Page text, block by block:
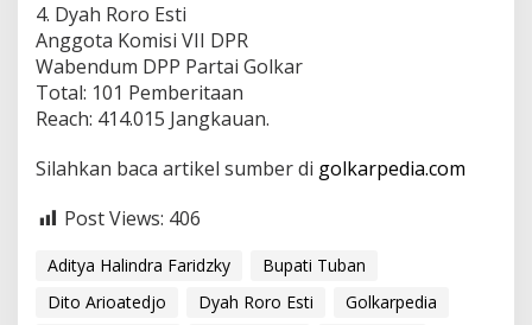
4. Dyah Roro Esti
Anggota Komisi VII DPR
Wabendum DPP Partai Golkar
Total: 101 Pemberitaan
Reach: 414.015 Jangkauan.
Silahkan baca artikel sumber di golkarpedia.com
Post Views: 406
Aditya Halindra Faridzky
Bupati Tuban
Dito Arioatedjo
Dyah Roro Esti
Golkarpedia